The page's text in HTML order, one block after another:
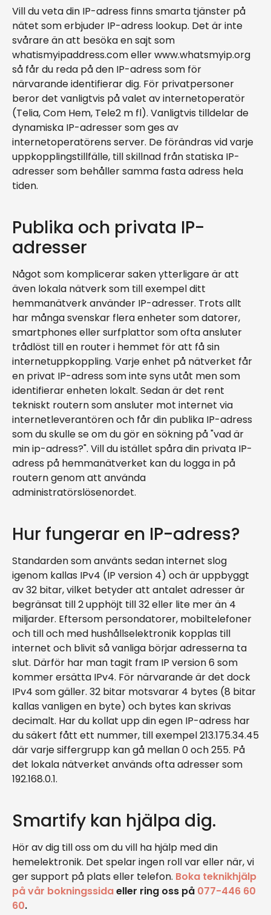
Vill du veta din IP-adress finns smarta tjänster på
nätet som erbjuder IP-adress lookup. Det är inte
svårare än att besöka en sajt som
whatismyipaddress.com eller www.whatsmyip.org
så får du reda på den IP-adress som för
närvarande identifierar dig. För privatpersoner
beror det vanligtvis på valet av internetoperatör
(Telia, Com Hem, Tele2 m fl). Vanligtvis tilldelar de
dynamiska IP-adresser som ges av
internetoperatörens server. De förändras vid varje
uppkopplingstillfälle, till skillnad från statiska IP-
adresser som behåller samma fasta adress hela
tiden.
Publika och privata IP-
adresser
Något som komplicerar saken ytterligare är att
även lokala nätverk som till exempel ditt
hemmanätverk använder IP-adresser. Trots allt
har många svenskar flera enheter som datorer,
smartphones eller surfplattor som ofta ansluter
trådlöst till en router i hemmet för att få sin
internetuppkoppling. Varje enhet på nätverket får
en privat IP-adress som inte syns utåt men som
identifierar enheten lokalt. Sedan är det rent
tekniskt routern som ansluter mot internet via
internetleverantören och får din publika IP-adress
som du skulle se om du gör en sökning på "vad är
min ip-adress?". Vill du istället spåra din privata IP-
adress på hemmanätverket kan du logga in på
routern genom att använda
administratörslösenordet.
Hur fungerar en IP-adress?
Standarden som använts sedan internet slog
igenom kallas IPv4 (IP version 4) och är uppbyggt
av 32 bitar, vilket betyder att antalet adresser är
begränsat till 2 upphöjt till 32 eller lite mer än 4
miljarder. Eftersom persondatorer, mobiltelefoner
och till och med hushållselektronik kopplas till
internet och blivit så vanliga börjar adresserna ta
slut. Därför har man tagit fram IP version 6 som
kommer ersätta IPv4. För närvarande är det dock
IPv4 som gäller. 32 bitar motsvarar 4 bytes (8 bitar
kallas vanligen en byte) och bytes kan skrivas
decimalt. Har du kollat upp din egen IP-adress har
du säkert fått ett nummer, till exempel 213.175.34.45
där varje siffergrupp kan gå mellan 0 och 255. På
det lokala nätverket används ofta adresser som
192.168.0.1.
Smartify kan hjälpa dig.
Hör av dig till oss om du vill ha hjälp med din
hemelektronik. Det spelar ingen roll var eller när, vi
ger support på plats eller telefon. Boka teknikhjälp
på vår bokningssidaeller ring oss på 077-446 60
60.